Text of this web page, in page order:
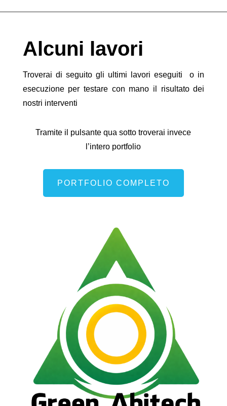
Alcuni lavori
Troverai di seguito gli ultimi lavori eseguiti o in
esecuzione per testare con mano il risultato dei
nostri interventi
Tramite il pulsante qua sotto troverai invece
l’intero portfolio
PORTFOLIO COMPLETO